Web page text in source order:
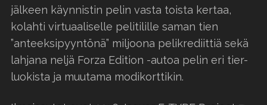
jälkeen käynnistin pelin vasta toista kertaa,
kolahti virtuaaliselle pelitilille saman tien
”anteeksipyyntönä” miljoona pelikrediittiä sekä
lahjana neljä Forza Edition -autoa pelin eri tier-
luokista ja muutama modikorttikin.